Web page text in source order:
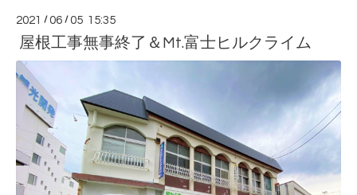
2021 /06 /05 15:35
屋根工事無事終了＆Mt.富士ヒルクライム